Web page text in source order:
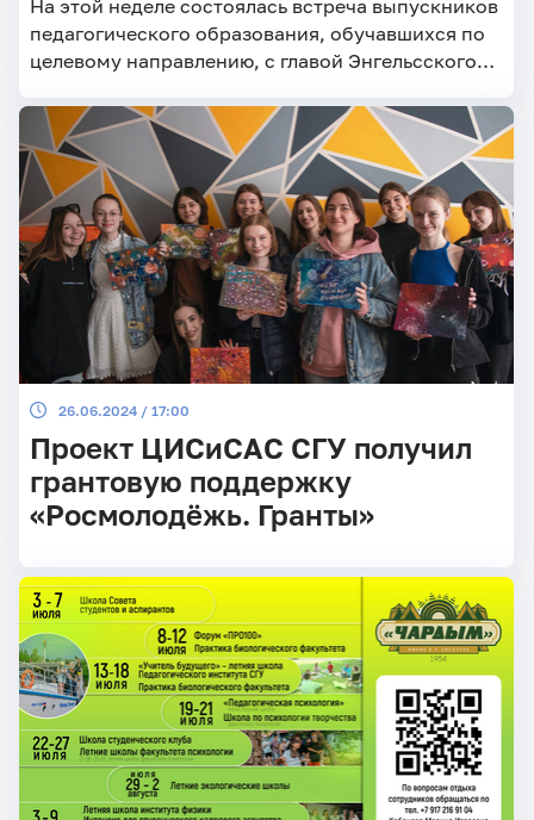
На этой неделе состоялась встреча выпускников
педагогического образования, обучавшихся по
целевому направлению, с главой Энгельсского
26.06.2024 / 17:00
Проект ЦИСиСАС СГУ получил
грантовую поддержку
«Росмолодёжь. Гранты»